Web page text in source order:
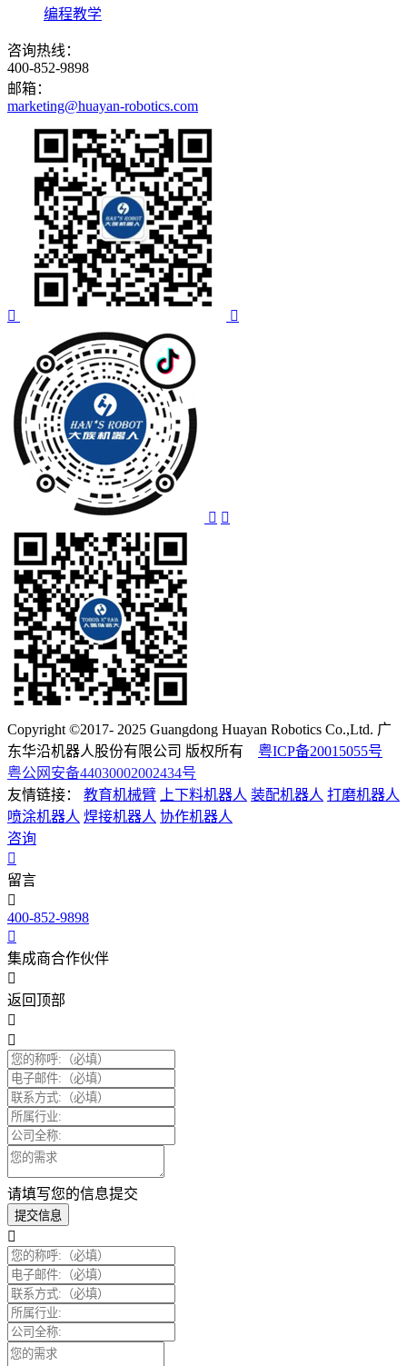
编程教学
咨询热线：
400-852-9898
邮箱：
marketing@huayan-robotics.com
Copyright ©2017- 2025 Guangdong Huayan Robotics Co.,Ltd. 广
东华沿机器人股份有限公司 版权所有 粤ICP备20015055号
粤公网安备44030002002434号
友情链接：
教育机械臂 上下料机器人 装配机器人 打磨机器人
喷涂机器人 焊接机器人 协作机器人
咨询
留言
400-852-9898
集成商合作伙伴
返回顶部
请填写您的信息提交
提交信息